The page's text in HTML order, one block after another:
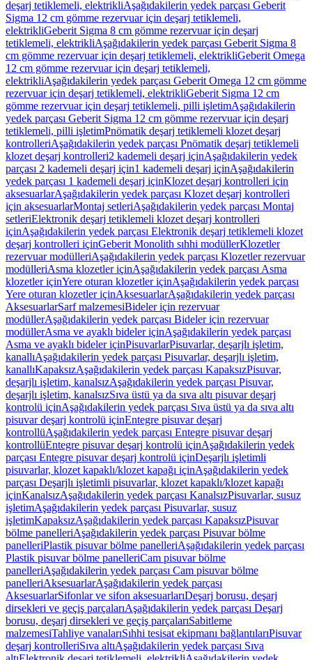
deşarj tetiklemeli, elektrikliAşağıdakilerin yedek parçası Geberit
Sigma 12 cm gömme rezervuar için deşarj tetiklemeli,
elektrikliGeberit Sigma 8 cm gömme rezervuar için deşarj
tetiklemeli, elektrikliAşağıdakilerin yedek parçası Geberit Sigma 8
cm gömme rezervuar için deşarj tetiklemeli, elektrikliGeberit Omega
12 cm gömme rezervuar için deşarj tetiklemeli,
elektrikliAşağıdakilerin yedek parçası Geberit Omega 12 cm gömme
rezervuar için deşarj tetiklemeli, elektrikliGeberit Sigma 12 cm
gömme rezervuar için deşarj tetiklemeli, pilli işletimAşağıdakilerin
yedek parçası Geberit Sigma 12 cm gömme rezervuar için deşarj
tetiklemeli, pilli işletimPnömatik deşarj tetiklemeli klozet deşarj
kontrolleriAşağıdakilerin yedek parçası Pnömatik deşarj tetiklemeli
klozet deşarj kontrolleri2 kademeli deşarj içinAşağıdakilerin yedek
parçası 2 kademeli deşarj için1 kademeli deşarj içinAşağıdakilerin
yedek parçası 1 kademeli deşarj içinKlozet deşarj kontrolleri için
aksesuarlarAşağıdakilerin yedek parçası Klozet deşarj kontrolleri
için aksesuarlarMontaj setleriAşağıdakilerin yedek parçası Montaj
setleriElektronik deşarj tetiklemeli klozet deşarj kontrolleri
içinAşağıdakilerin yedek parçası Elektronik deşarj tetiklemeli klozet
deşarj kontrolleri içinGeberit Monolith sıhhi modüllerKlozetler
rezervuar modülleriAşağıdakilerin yedek parçası Klozetler rezervuar
modülleriAsma klozetler içinAşağıdakilerin yedek parçası Asma
klozetler içinYere oturan klozetler içinAşağıdakilerin yedek parçası
Yere oturan klozetler içinAksesuarlarAşağıdakilerin yedek parçası
AksesuarlarSarf malzemesiBideler için rezervuar
modüllerAşağıdakilerin yedek parçası Bideler için rezervuar
modüllerAsma ve ayaklı bideler içinAşağıdakilerin yedek parçası
Asma ve ayaklı bideler içinPisuvarlarPisuvarlar, deşarjlı işletim,
kanallıAşağıdakilerin yedek parçası Pisuvarlar, deşarjlı işletim,
kanallıKapaksızAşağıdakilerin yedek parçası KapaksızPisuvar,
deşarjlı işletim, kanalsızAşağıdakilerin yedek parçası Pisuvar,
deşarjlı işletim, kanalsızSıva üstü ya da sıva altı pisuvar deşarj
kontrolü içinAşağıdakilerin yedek parçası Sıva üstü ya da sıva altı
pisuvar deşarj kontrolü içinEntegre pisuvar deşarj
kontrollüAşağıdakilerin yedek parçası Entegre pisuvar deşarj
kontrollüEntegre pisuvar deşarj kontrolü içinAşağıdakilerin yedek
parçası Entegre pisuvar deşarj kontrolü içinDeşarjlı işletimli
pisuvarlar, klozet kapaklı/klozet kapağı içinAşağıdakilerin yedek
parçası Deşarjlı işletimli pisuvarlar, klozet kapaklı/klozet kapağı
içinKanalsızAşağıdakilerin yedek parçası KanalsızPisuvarlar, susuz
işletimAşağıdakilerin yedek parçası Pisuvarlar, susuz
işletimKapaksızAşağıdakilerin yedek parçası KapaksızPisuvar
bölme panelleriAşağıdakilerin yedek parçası Pisuvar bölme
panelleriPlastik pisuvar bölme panelleriAşağıdakilerin yedek parçası
Plastik pisuvar bölme panelleriCam pisuvar bölme
panelleriAşağıdakilerin yedek parçası Cam pisuvar bölme
panelleriAksesuarlarAşağıdakilerin yedek parçası
AksesuarlarSifonlar ve sifon aksesuarlarıDeşarj borusu, deşarj
dirsekleri ve geçiş parçalarıAşağıdakilerin yedek parçası Deşarj
borusu, deşarj dirsekleri ve geçiş parçalarıSabitleme
malzemesiTahliye vanalarıSıhhi tesisat ekipmanı bağlantılarıPisuvar
deşarj kontrolleriSıva altıAşağıdakilerin yedek parçası Sıva